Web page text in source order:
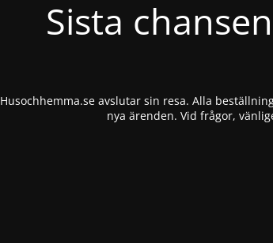
Sista
Husochhemma.se avslutar sin resa. Alla
nya ärenden. Vid frågor,